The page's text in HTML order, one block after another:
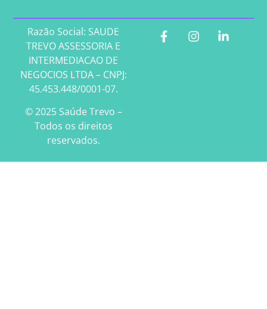
Razão Social: SAUDE
TREVO ASSESSORIA E
INTERMEDIACAO DE
NEGOCIOS LTDA – CNPJ:
45.453.448/0001-07.
© 2025 Saúde Trevo –
Todos os direitos
reservados.